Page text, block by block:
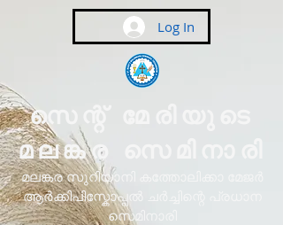
Log In
സെന്റ് മേരിയുടെ
മലങ്കര സെമിനാരി
മലങ്കര സുറിയാനി കത്തോലിക്കാ മേജർ
ആർക്കിപിസ്കോപ്പൽ ചർച്ചിന്റെ പ്രധാന
സെമിനാരി